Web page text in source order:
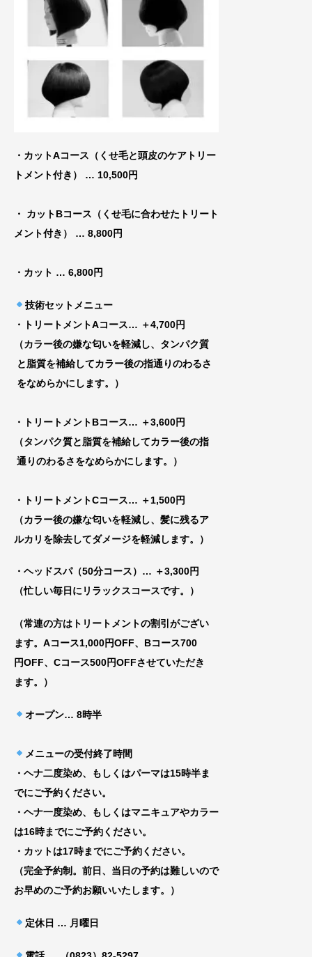
・カットAコース（くせ毛と頭皮のケアトリー
トメント付き） … 10,500円
・ カットBコース（くせ毛に合わせたトリート
メント付き）
… 8,800円
・カット … 6,800円
技術セットメニュー
・トリートメントAコース… ＋4,700円
（カラー後の嫌な匂いを軽減し、タンパク質
と脂質を補給してカラー後の指通りのわるさ
をなめらかにします。）
・トリートメントBコース… ＋3,600円
（タンパク質と脂質を補給してカラー後の指
通りのわるさをなめらかにします。）
・トリートメントCコース… ＋1,500円
（カラー後の嫌な匂いを軽減し、髪に残るア
ルカリを除去してダメージを軽減します。）
・ヘッドスパ（50分コース）… ＋3,300円
（忙しい毎日にリラックスコースです。）
（常連の方はトリートメントの割引がござい
ます。Aコース1,000円OFF、Bコース700
円OFF、Cコース500円OFFさせていただき
ます。）
オープン… 8時半
メニューの受付終了時間
・ヘナ二度染め、もしくはパーマは15時半ま
でにご予約ください。
・ヘナ一度染め、もしくはマニキュアやカラー
は16時までにご予約ください。
・カットは17時までにご予約ください。
（完全予約制。前日、当日の予約は難しいので
お早めのご予約お願いいたします。）
定休日 … 月曜日